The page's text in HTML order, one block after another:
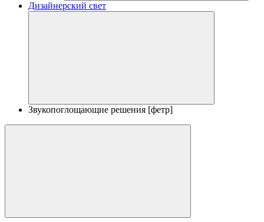
Дизайнерский свет
Звукопоглощающие решения [фетр]